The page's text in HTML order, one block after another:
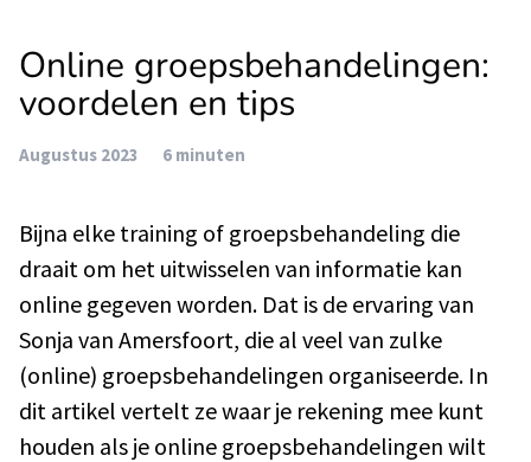
Online groepsbehandelingen:
voordelen en tips
Augustus 2023 6 minuten
Bijna elke training of groepsbehandeling die
draait om het uitwisselen van informatie kan
online gegeven worden. Dat is de ervaring van
Sonja van Amersfoort, die al veel van zulke
(online) groepsbehandelingen organiseerde. In
dit artikel vertelt ze waar je rekening mee kunt
houden als je online groepsbehandelingen wilt